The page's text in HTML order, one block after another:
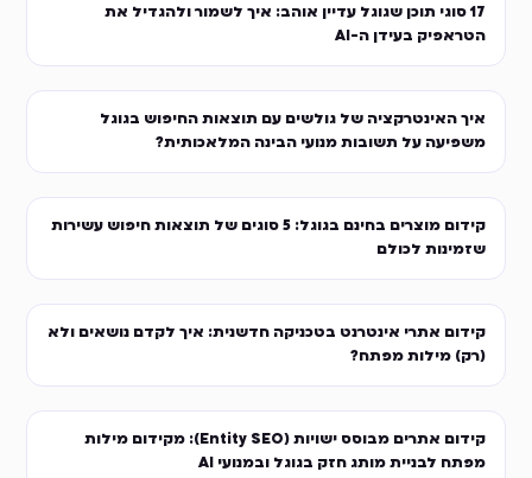
17 סוגי תוכן שגוגל עדיין אוהב: איך לשמור ולהגדיל את
הטראפיק בעידן ה-AI
איך האינטרקציה של גולשים עם תוצאות החיפוש בגוגל
משפיעה על תשובות מנועי הבינה המלאכותית?
קידום מוצרים בחינם בגוגל: 5 סוגים של תוצאות חיפוש עשירות
שזמינות לכולם
קידום אתרי אינטרנט בטכניקה חדשנית: איך לקדם נושאים ולא
(רק) מילות מפתח?
קידום אתרים מבוסס ישויות (Entity SEO): מקידום מילות
מפתח לבניית מותג חזק בגוגל ובמנועי AI